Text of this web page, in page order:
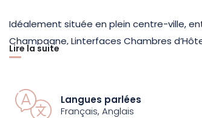
Idéalement située en plein centre-ville,
Champagne, Linterfaces Chambres
parfait pour explorer les célèbres maisons
nuitées, une voiture électrique (Renault
Lire la suite
Langues parlées
Français, Anglais